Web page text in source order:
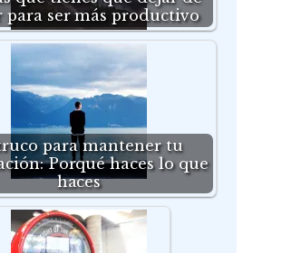
para ser más productivo
para mantener tu
Porqué haces lo que
haces